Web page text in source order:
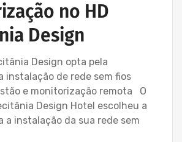
no HD
Design
Design opta pela
instalação de rede sem fios
e monitorização remota O
Design Hotel escolheu a
a instalação da sua rede sem